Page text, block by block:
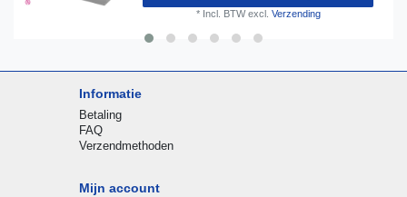
* Incl. BTWexcl. Verzending
Informatie
Betaling
FAQ
Verzendmethoden
Mijn account